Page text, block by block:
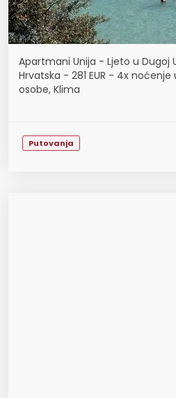
Apartmani Unija - Ljeto u Dugoj
Hrvatska - 281 EUR - 4x
osobe, Klima
Putovanja